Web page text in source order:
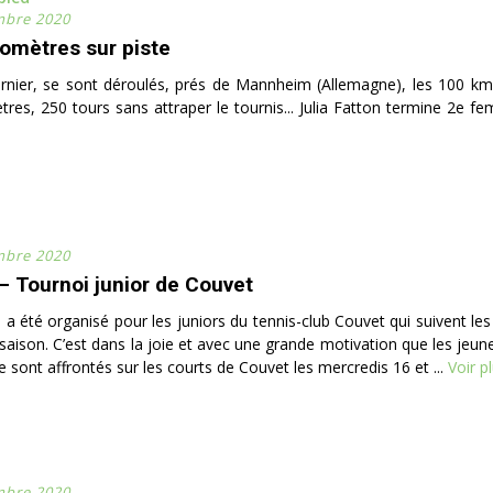
2020
sur piste
se sont déroulés, prés de Mannheim (Allemagne), les 100
250 tours sans attraper le tournis... Julia Fatton termine 2e
2020
Tournoi junior de Couvet
été organisé pour les juniors du tennis-club Couvet qui suivent
C’est dans la joie et avec une grande motivation que les
sont affrontés sur les courts de Couvet les mercredis 16 et ... Voir